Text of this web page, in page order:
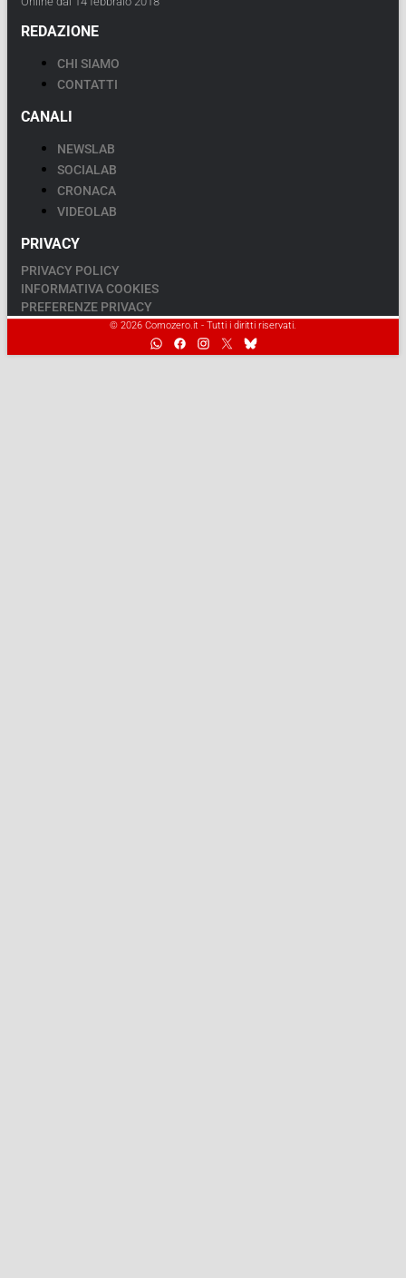
REDAZIONE
CHI SIAMO
CONTATTI
CANALI
NEWSLAB
SOCIALAB
CRONACA
VIDEOLAB
PRIVACY
PRIVACY POLICY
INFORMATIVA COOKIES
PREFERENZE PRIVACY
© 2026 Comozero.it - Tutti i diritti riservati.